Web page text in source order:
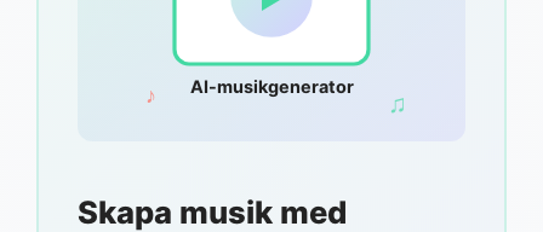
AI-musikgenerator
♪ ♫
Skapa musik med